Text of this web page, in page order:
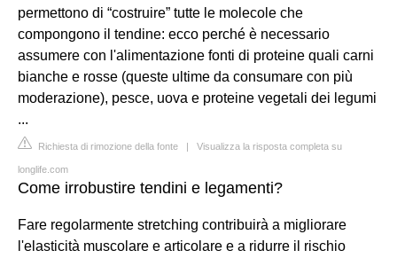
permettono di “costruire” tutte le molecole che
compongono il tendine: ecco perché è necessario
assumere con l'alimentazione fonti di proteine quali carni
bianche e rosse (queste ultime da consumare con più
moderazione), pesce, uova e proteine vegetali dei legumi
...
Richiesta di rimozione della fonte | Visualizza la risposta completa su
longlife.com
Come irrobustire tendini e legamenti?
Fare regolarmente stretching contribuirà a migliorare
l'elasticità muscolare e articolare e a ridurre il rischio